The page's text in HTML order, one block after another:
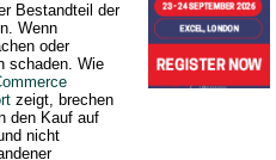
Bestandteil der
Wenn
oder
schaden. Wie
zeigt, brechen
den Kauf auf
nicht